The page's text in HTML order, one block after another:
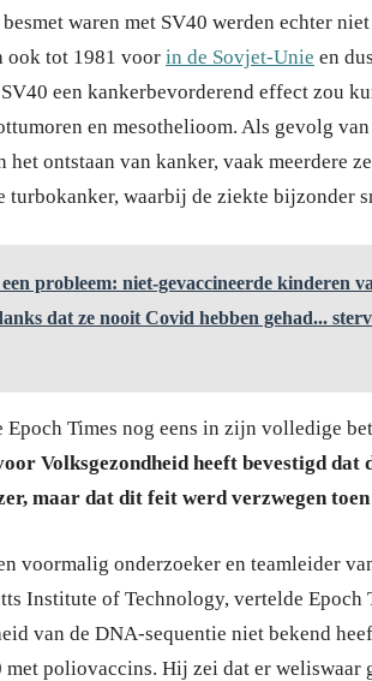
waren met SV40 werden echter
ook tot 1981 voor in de Sovjet-Unie en
een kankerbevorderend effect zou
en mesothelioom. Als gevolg
ontstaan van kanker, vaak meerdere
turbokanker, waarbij de ziekte bijzonder
probleem: niet-gevaccineerde kinderen
dat ze nooit Covid hebben gehad...
Epoch Times nog eens in zijn volledige
Volksgezondheid heeft bevestigd dat
maar dat dit feit werd verzwegen
voormalig onderzoeker en teamleider
Institute of Technology, vertelde Epoch
van de DNA-sequentie niet bekend
met poliovaccins. Hij zei dat er weliswaar